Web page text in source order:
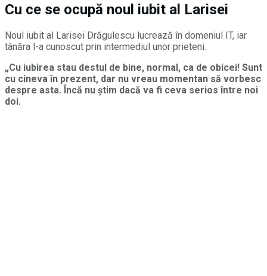
Cu ce se ocupă noul iubit al Larisei
Noul iubit al Larisei Drăgulescu lucrează în domeniul IT, iar
tânăra l-a cunoscut prin intermediul unor prieteni.
„Cu iubirea stau destul de bine, normal, ca de obicei! Sunt
cu cineva în prezent, dar nu vreau momentan să vorbesc
despre asta. Încă nu știm dacă va fi ceva serios între noi
doi.